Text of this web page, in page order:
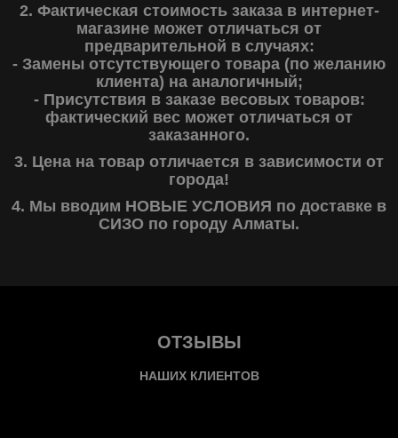
2. Фактическая стоимость заказа в интернет-
магазине может отличаться от
предварительной в случаях:
- Замены отсутствующего товара (по желанию
клиента) на аналогичный;
- Присутствия в заказе весовых товаров:
фактический вес может отличаться от
заказанного.
3. Цена на товар отличается в зависимости от
города!
4. Мы вводим НОВЫЕ УСЛОВИЯ по доставке в
СИЗО по городу Алматы.
ОТЗЫВЫ
НАШИХ КЛИЕНТОВ